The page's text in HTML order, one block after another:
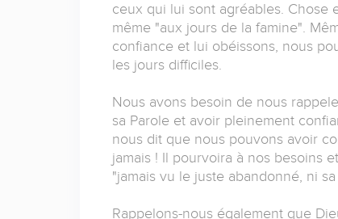
ceux qui lui sont agréables. Chose
même "aux jours de la famine".
confiance et lui obéissons, nous
les jours difficiles.
Nous avons besoin de nous
sa Parole et avoir pleinement
nous dit que nous pouvons avoir
jamais ! Il pourvoira à nos besoins
"jamais vu le juste abandonné, ni
Rappelons-nous également que